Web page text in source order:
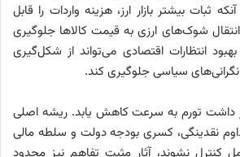
ثبات بیشتر بازار ارز، هزینه واردات را قابل
شوک‌های ارزی به قیمت کالاها جلوگیری
انتظارات اقتصادی می‌تواند از شکل‌گیری
سیاسی جلوگیری کند.
داشت تورم به سرعت کاهش یابد. ریشه اصلی
نقدینگی، کسری بودجه دولت و سلطه مالی
کنترل نشوند، آثار مثبت تفاهم نیز محدود